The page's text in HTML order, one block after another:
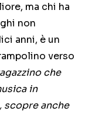
ma chi ha
non
anni, è un
verso
che
in
scopre anche